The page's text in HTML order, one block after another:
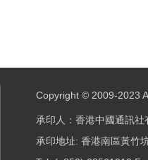
Copyright © 2009-2023
承印人：香港中國通訊社
承印地址: 香港南區黃竹